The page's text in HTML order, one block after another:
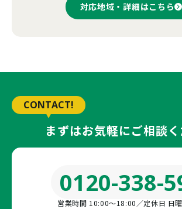
対応地域・詳細はこちら
CONTACT!
まずはお気軽にご相談
0120-338-
営業時間 10:00〜18:00／定休日 日